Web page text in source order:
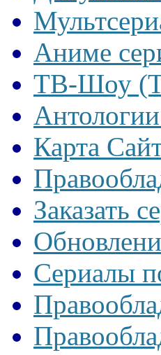
Аниме
ТВ-Шоу
Карта
Заказать
Сериалы